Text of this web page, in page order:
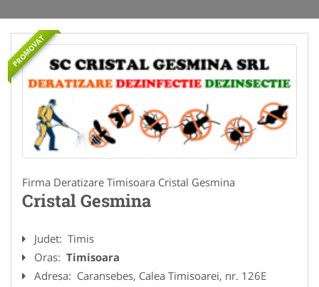
PROMOVAT
Firma Deratizare Timisoara Cristal Gesmina
Cristal Gesmina
Judet: Timis
Oras: Timisoara
Adresa: Caransebes, Calea Timisoarei, nr. 126E